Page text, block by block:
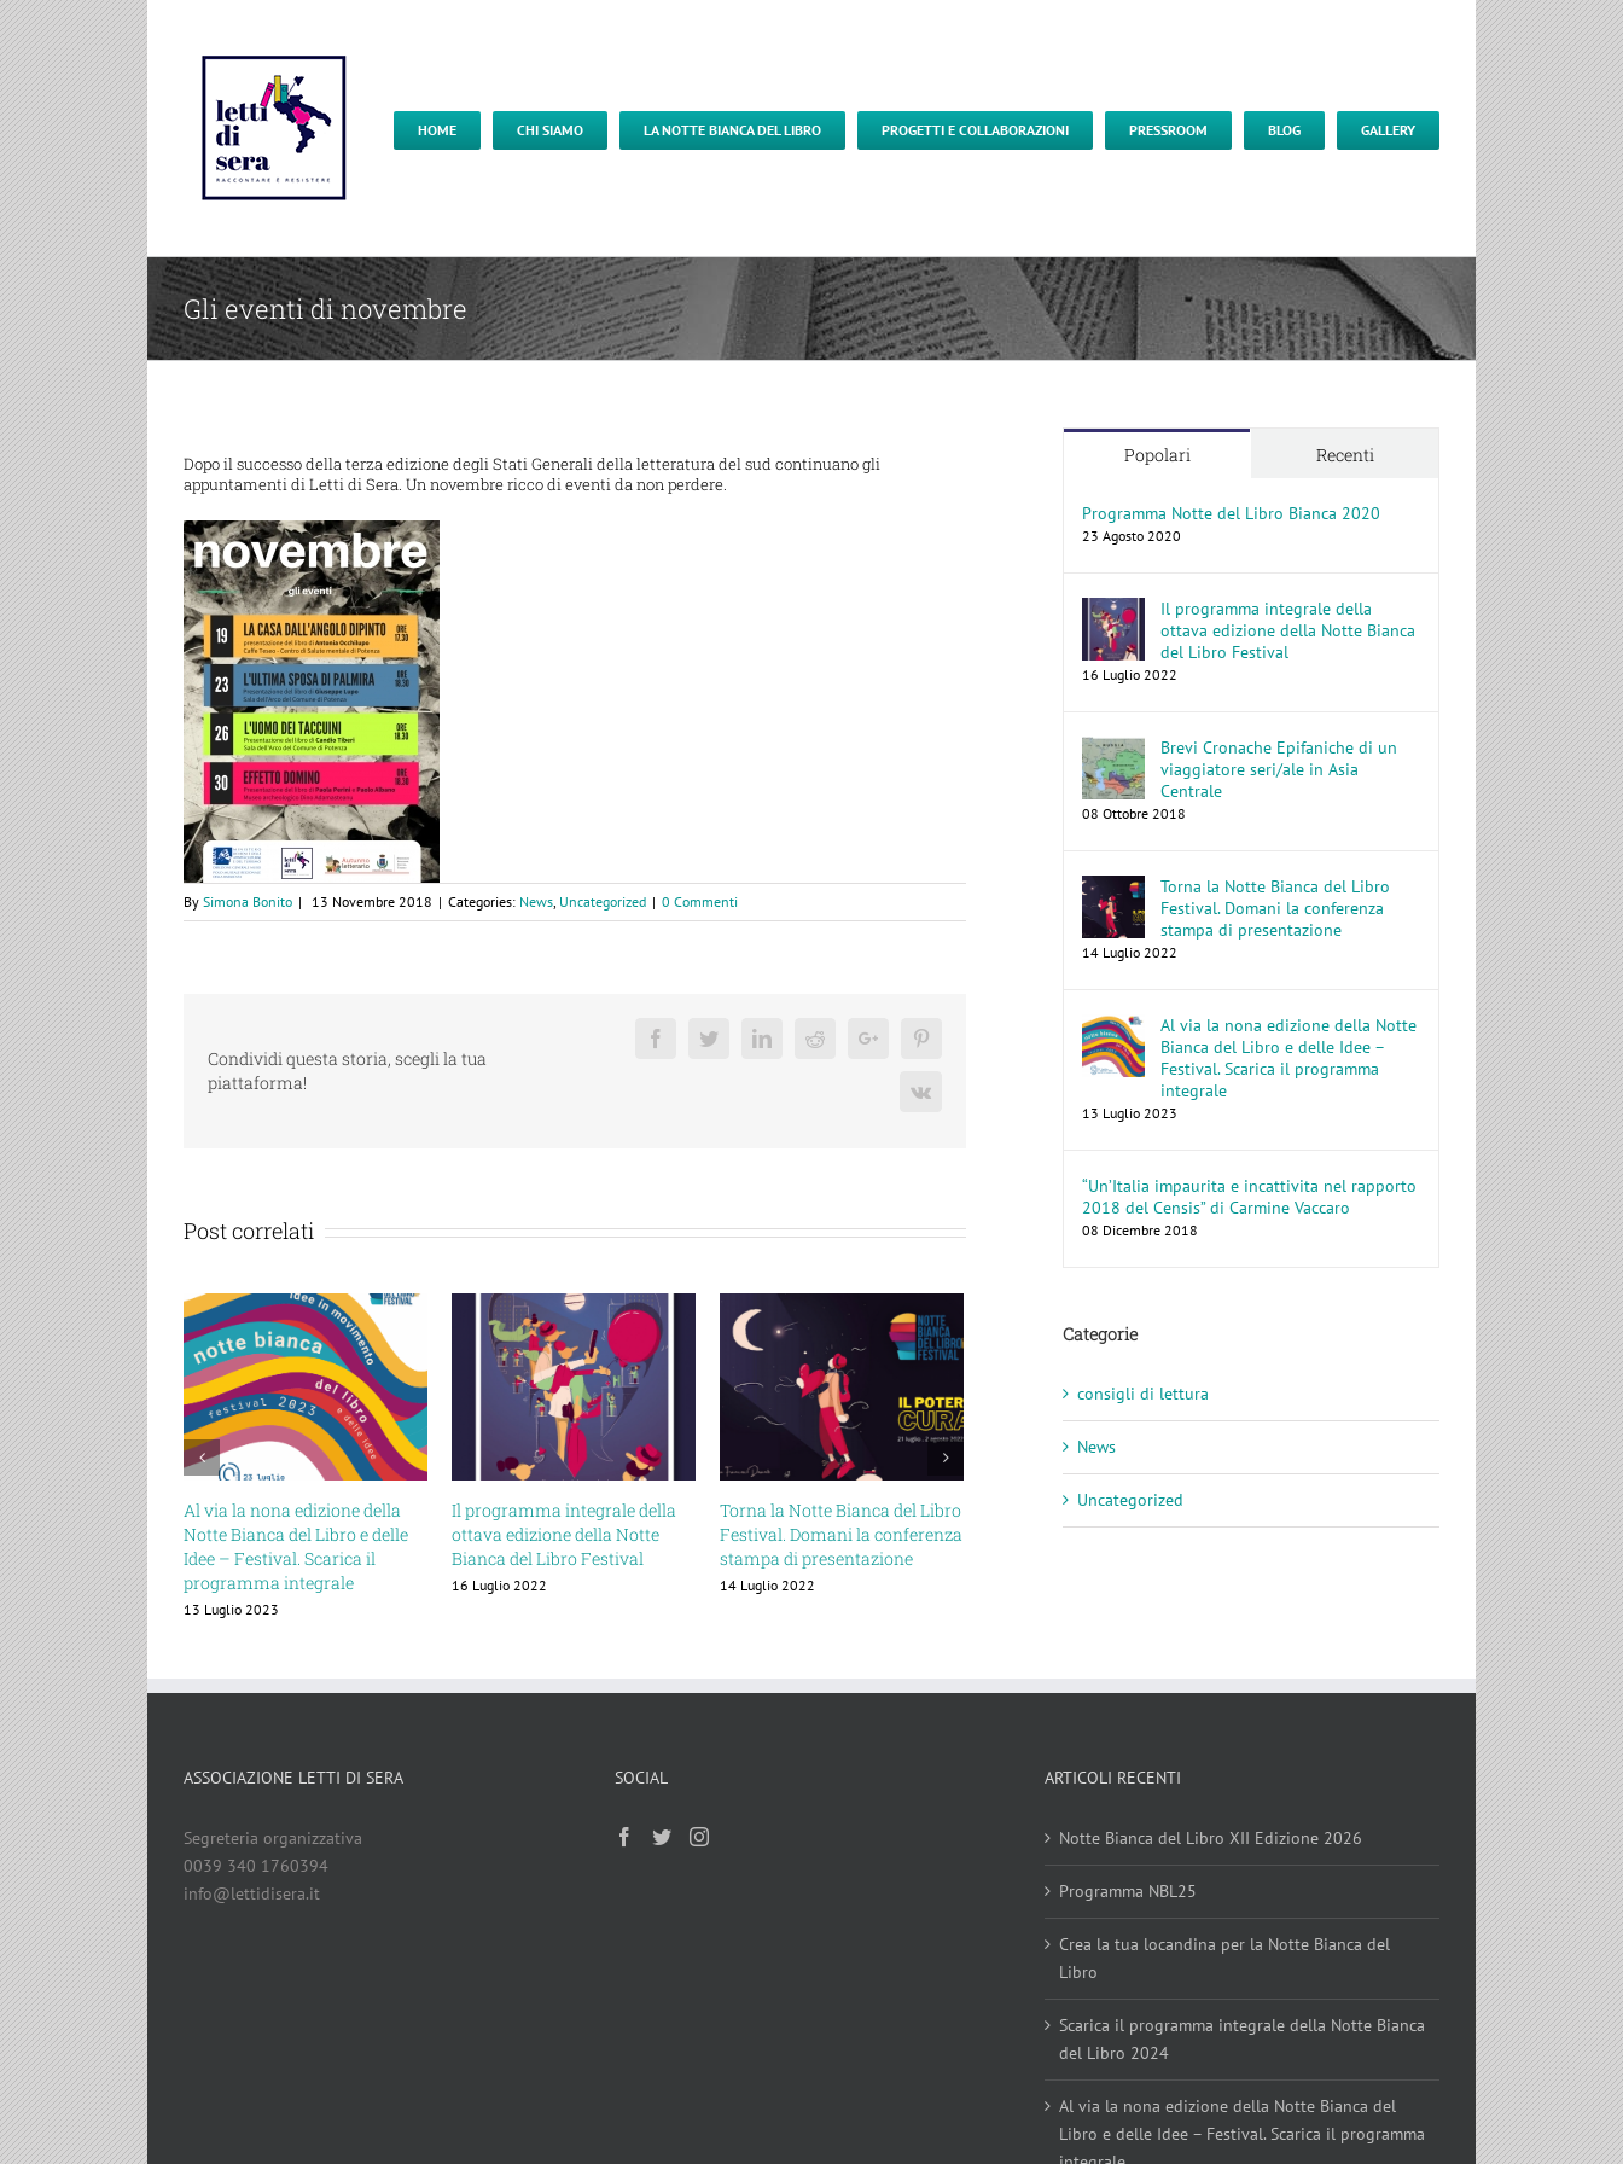
HOME CHI SIAMO LA NOTTE BIANCA DEL LIBRO PROGETTI E COLLABORAZIONI PRESSROOM BLOG GALLERY
Gli eventi di novembre
Dopo il successo della terza edizione degli Stati Generali della letteratura del sud continuano gli
appuntamenti di Letti di Sera. Un novembre ricco di eventi da non perdere.
By Simona Bonito | 13 Novembre 2018 | Categories: News, Uncategorized | 0 Commenti
Condividi questa storia, scegli la tua
piattaforma!
FacebookTwitterLinkedinRedditGoogle+
Vk
Post correlati
Al via la nona edizione della
Notte Bianca del Libro e delle
Idee – Festival. Scarica il
programma integrale
13 Luglio 2023
Il programma integrale della
ottava edizione della Notte
Bianca del Libro Festival
16 Luglio 2022
Torna la Notte Bianca del Libro
Festival. Domani la conferenza
stampa di presentazione
14 Luglio 2022
Spopolamento. Quale futuro
per la nostra regione?
Stati generali della Letteratura
del Sud – terza edizione
Popolari Recenti
Programma Notte del Libro Bianca 2020
23 Agosto 2020
Il programma integrale della
ottava edizione della Notte Bianca
del Libro Festival
16 Luglio 2022
Brevi Cronache Epifaniche di un
viaggiatore seri/ale in Asia
Centrale
08 Ottobre 2018
Torna la Notte Bianca del Libro
Festival. Domani la conferenza
stampa di presentazione
14 Luglio 2022
Al via la nona edizione della Notte
Bianca del Libro e delle Idee –
Festival. Scarica il programma
integrale
13 Luglio 2023
“Un’Italia impaurita e incattivita nel rapporto
2018 del Censis” di Carmine Vaccaro
08 Dicembre 2018
Categorie
consigli di lettura
News
Uncategorized
ASSOCIAZIONE LETTI DI SERA
Segreteria organizzativa
0039 340 1760394
info@lettidisera.it
SOCIAL ARTICOLI RECENTI
Notte Bianca del Libro XII Edizione 2026
Programma NBL25
Crea la tua locandina per la Notte Bianca del
Libro
Scarica il programma integrale della Notte Bianca
del Libro 2024
Al via la nona edizione della Notte Bianca del
Libro e delle Idee – Festival. Scarica il programma